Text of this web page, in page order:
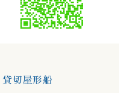
貸切屋形船